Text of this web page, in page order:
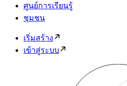
ศูนย์การเรียนรู้
ชุมชน
เริ่มสร้าง
เข้าสู่ระบบ